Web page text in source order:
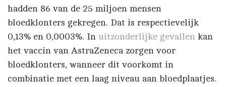
hadden 86 van de 25 miljoen mensen
bloedklonters gekregen. Dat is respectievelijk
0,13% en 0,0003%. In uitzonderlijke gevallen kan
het vaccin van AstraZeneca zorgen voor
bloedklonters, wanneer dit voorkomt in
combinatie met een laag niveau aan bloedplaatjes.